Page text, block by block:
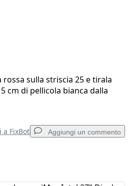
sulla striscia 25 e tirala
cm di pellicola bianca dalla
a FixBot Aggiungi un commento